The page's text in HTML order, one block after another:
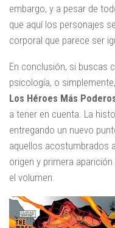
embargo, y a pesar de
que aquí los personajes
corporal que parece ser
En conclusión, si buscas
psicología, o
Los Héroes Más
a tener en cuenta. La
entregando un nuevo
aquellos acostumbrados
origen y primera
el volumen.